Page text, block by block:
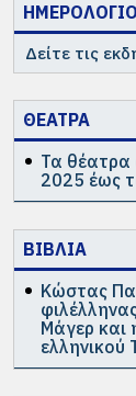
ΗΜΕΡΟΛΟΓΙΟ
Δείτε τις
ΘΕΑΤΡΑ
Τα
2025 έως
ΒΙΒΛΙΑ
Κώστας
Μάγερ και
ελληνικού